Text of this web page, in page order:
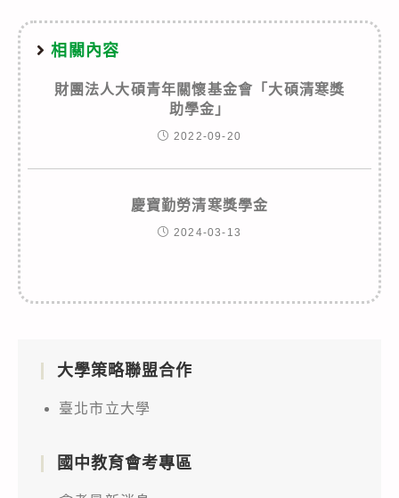
相關內容
財團法人大碩青年關懷基金會「大碩清寒獎
助學金」
2022-09-20
慶寶勤勞清寒獎學金
2024-03-13
大學策略聯盟合作
臺北市立大學
國中教育會考專區